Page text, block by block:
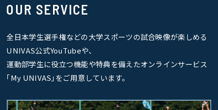
OUR SERVICE
全日本学生選手権などの大学スポーツの試合映像が楽しめる
UNIVAS公式YouTubeや、
運動部学生に役立つ機能や特典を備えたオンラインサービス
｢My UNIVAS｣をご用意しています。